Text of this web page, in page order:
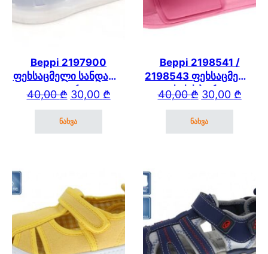
Beppi 2197900
ფეხსაცმელი სანდალი
თეთრი
40,00₾ Original price was: 40,00 ₾.
30,00 ₾
Current price is: 30,00 ₾.
ნახვა
Beppi 2198541 /
2198543 ფეხსაცმელი
ოთახის სპორტული
ვარდისფერი
40,00₾ Original price
30,00 ₾
Current price is:
ნახვა